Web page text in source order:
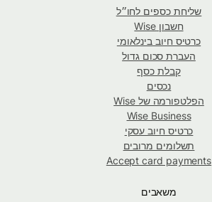
שליחת כספים לחו״ל
חשבון Wise
כרטיס חיוב בינלאומי
העברת סכום גדול
קבלת כסף
נכסים
הפלטפורמה של Wise
Wise Business
כרטיס חיוב עסקי
תשלומים מרובים
Accept card payments
משאבים